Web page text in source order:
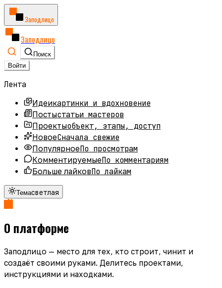
Заподлицо
Заподлицо
Поиск
Войти
Лента
Идеикартинки и вдохновение
Постыстатьи мастеров
Проектыобъект, этапы, доступ
НовоеСначала свежие
ПопулярноеПо просмотрам
КомментируемыеПо комментариям
Больше лайковПо лайкам
Темасветлая
О платформе
Заподлицо — место для тех, кто строит, чинит и
создаёт своими руками. Делитесь проектами,
инструкциями и находками.